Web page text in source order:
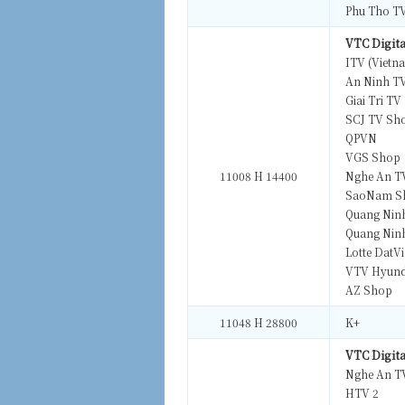
Phu Tho
11008 H 14400
VTC
ITV
An Ninh
Giai Tri TV
SCJ TV
QPVN
VGS Shop
Nghe An
SaoNam
Quang
Quang
Lotte
VTV
AZ Shop
11048 H 28800 K+
VTC
Nghe An
HTV 2